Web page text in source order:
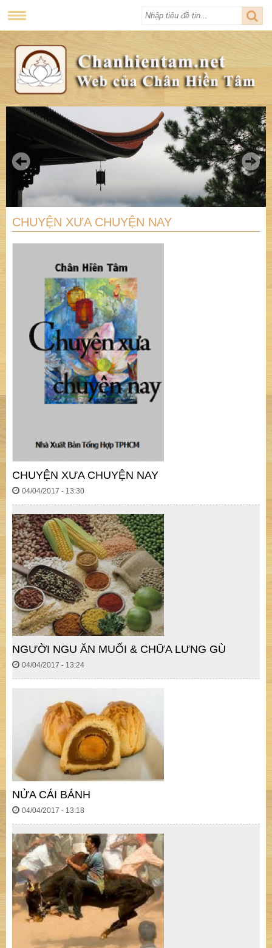
CHUYỆN XƯA CHUYỆN NAY
CHUYỆN XƯA CHUYỆN NAY
04/04/2017 - 13:30
NGƯỜI NGU ĂN MUỐI & CHỮA LƯNG GÙ
04/04/2017 - 13:24
NỬA CÁI BÁNH
04/04/2017 - 13:18